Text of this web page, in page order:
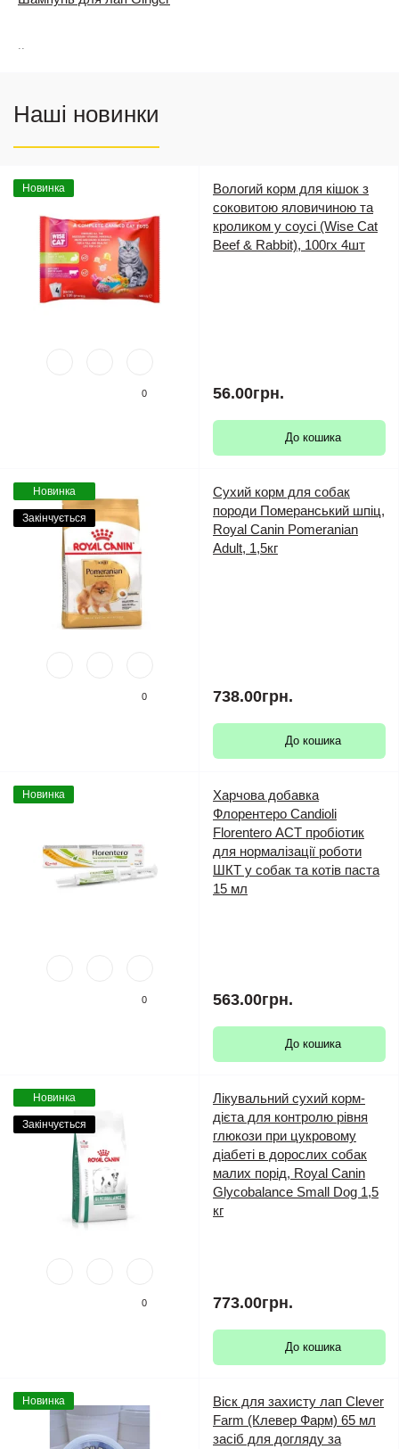
..
Наші новинки
Новинка
0
Вологий корм для кішок з
соковитою яловичиною та
кроликом у соусі (Wise Cat
Beef & Rabbit), 100гх 4шт
56.00грн.
До кошика
Новинка
Закінчується
0
Сухий корм для собак
породи Померанський шпіц,
Royal Canin Pomeranian
Adult, 1,5кг
738.00грн.
До кошика
Новинка
0
Харчова добавка
Флорентеро Candioli
Florentero АСТ пробіотик
для нормалізації роботи
ШКТ у собак та котів паста
15 мл
563.00грн.
До кошика
Новинка
Закінчується
0
Лікувальний сухий корм-
дієта для контролю рівня
глюкози при цукровому
діабеті в дорослих собак
малих порід, Royal Canin
Glycobalance Small Dog 1,5
кг
773.00грн.
До кошика
Новинка
Віск для захисту лап Clever
Farm (Клевер Фарм) 65 мл
засіб для догляду за